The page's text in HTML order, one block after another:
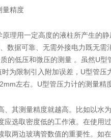
精度
用一定高度的液柱所产生的静
数据可靠、无需外接电力既无
的低压和微压的测量 。虽然U
为限制引入附加误差，U型管
左右。U型管压力计的测量
测量精度就越高。比如以水
应选取密度低的工作液。在使用
取两边玻璃管数值的重要性。